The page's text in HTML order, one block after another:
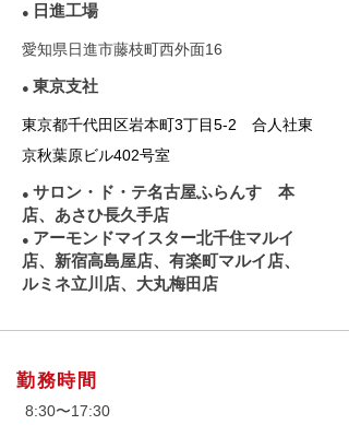
● 日進工場
愛知県日進市藤枝町西外面16
● 東京支社
東京都千代田区岩本町3丁目5-2 合人社東
京秋葉原ビル402号室
● サロン・ド・テ名古屋ふらんす 本
店、 あさひ長久手店
● アーモンドマイスター北千住マルイ
店、新宿高島屋店、有楽町マルイ店、
ルミネ立川店、大丸梅田店
勤務時間
8:30〜17:30